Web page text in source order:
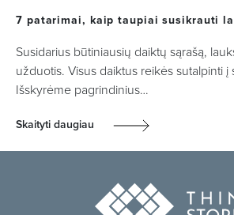
7 patarimai, kaip taupiai susikrauti
Susidarius būtiniausių daiktų sąrašą,
užduotis. Visus daiktus reikės sutalpinti į
Išskyrėme pagrindinius…
Skaityti daugiau